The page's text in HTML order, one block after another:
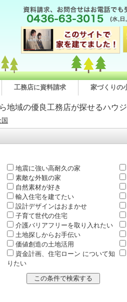
工務店に資料請求 家づくりの
地域の優良工務店が探せるハウ
地震に強い高耐久の家
素敵な外観の家
自然素材が好き
輸入住宅を建てたい
設計デザインはおまかせ
子育て世代の住宅
介護バリアフリーを取り入れたい
土地探しからお手伝い
価値創造の土地活用
資金計画、住宅ローン について知
りたい